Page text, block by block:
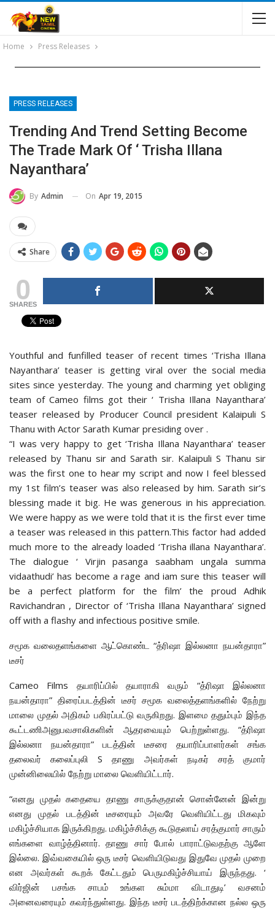
Home Press Releases
PRESS RELEASES
Trending And Trend Setting Become
The Trade Mark Of ‘ Trisha Illana
Nayanthara’
By Admin On Apr 19, 2015
Share
0
SHARES
Youthful and funfilled teaser of recent times ‘Trisha Illana
Nayanthara’ teaser is getting viral over the social media
sites since yesterday. The young and charming yet obliging
team of Cameo films got their ‘ Trisha Illana Nayanthara’
teaser released by Producer Council president Kalaipuli S
Thanu with Actor Sarath Kumar presiding over .
“I was very happy to get ‘Trisha Illana Nayanthara’ teaser
released by Thanu sir and Sarath sir. Kalaipuli S Thanu sir
was the first one to hear my script and now I feel blessed
my 1st film’s teaser was also released by him. Sarath sir’s
blessing made it big. He was generous in his appreciation.
We were happy as we were told that it is the first ever time
a teaser was released in this pattern.This factor had added
much more to the already loaded ‘Trisha illana Nayanthara’.
The dialogue ‘ Virjin pasanga saabham ungala summa
vidaathudi’ has become a rage and iam sure this teaser will
be a perfect platform for the film’ the proud Adhik
Ravichandran , Director of ‘Trisha Illana Nayanthara’ signed
off with a flashy and infectious positive smile.
சமூக வலைதளங்களை ஆட்கொண்ட “த்ரிஷா இல்லனா நயன்தாரா”
டீசர்
Cameo Films தயாரிப்பில் தயாராகி வரும் “த்ரிஷா இல்லனா
நயன்தாரா” திரைப்படத்தின் டீசர் சமூக வலைத்தளங்களில் நேற்று
மாலை முதல் அதிகம் பகிரப்பட்டு வருகிறது. இளமை ததும்பும் இந்த
கூட்டணிஅனுபவசாலிகளின் ஆதரவையும் பெற்றுள்ளது. “த்ரிஷா
இல்லனா நயன்தாரா” படத்தின் டீசரை தயாரிப்பாளர்கள் சங்க
தலைவர் கலைப்புலி S தாணு அவர்கள் நடிகர் சரத் குமார்
முன்னிலையில் நேற்று மாலை வெளியிட்டார்.
“எனது முதல் கதையை தாணு சாருக்குதான் சொன்னேன் இன்று
எனது முதல் படத்தின் டீசரையும் அவரே வெளியிட்டது மிகவும்
மகிழ்ச்சியாக இருக்கிறது. மகிழ்ச்சிக்கு கூடுதலாய் சரத்குமார் சாரும்
எங்களை வாழ்த்தினார். தாணு சார் போல் பாராட்டுவதற்கு ஆளே
இல்லை. இவ்வகையில் ஒரு டீசர் வெளியிடுவது இதுவே முதல் முறை
என அவர்கள் கூறக் கேட்டதும் பெருமகிழ்ச்சியாய் இருந்தது. ‘
விர்ஜின் பசங்க சாபம் உங்கள சும்மா விடாதுடி’ வசனம்
அனைவரையும் கவர்ந்துள்ளது. இந்த டீசர் படத்திற்க்கான நல்ல ஒரு